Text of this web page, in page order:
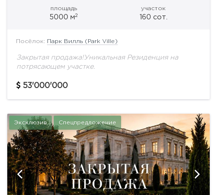
площадь
5000 м2
участок
160 сот.
Посёлок: Парк Вилль (Park Ville)
Закрытая продажа!Уникальная Резиденция на
потрясающем участке.
53'000'000
Эксклюзив Спецпредложение